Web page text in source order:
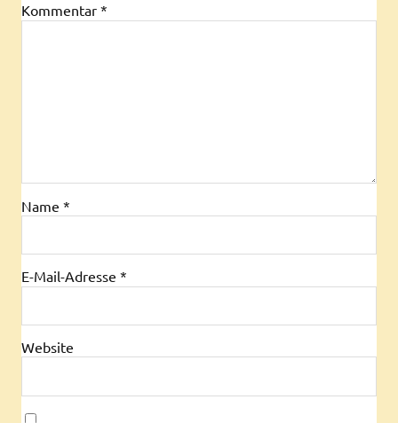
Kommentar *
Name *
E-Mail-Adresse *
Website